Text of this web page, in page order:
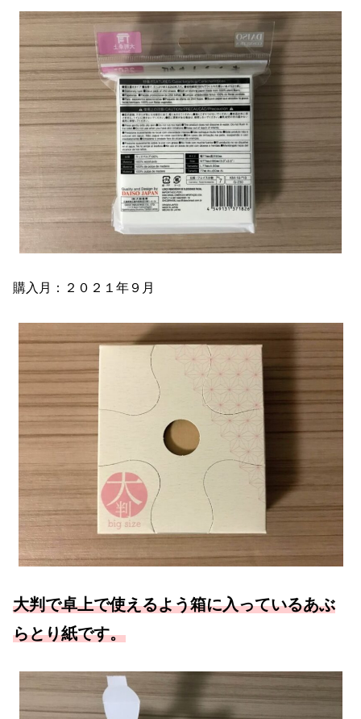
購入月：２０２１年９月
大判で卓上で使えるよう箱に入っているあぶ
らとり紙です。